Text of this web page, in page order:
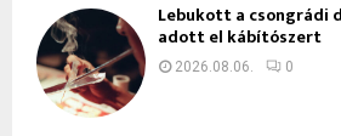
Lebukott a csongrádi
adott el kábítószert
2026.08.06. 0